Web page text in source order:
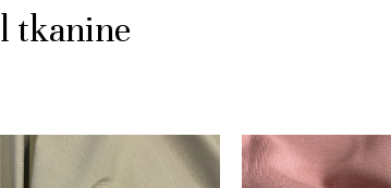
tkanine